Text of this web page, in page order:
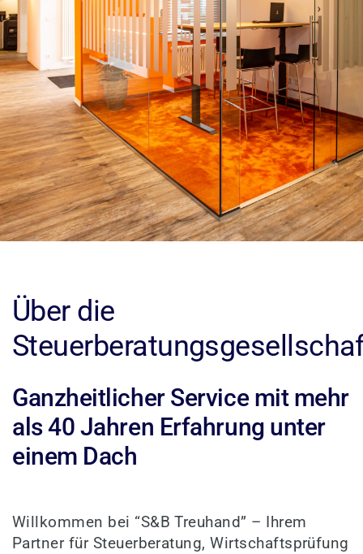
Über die
Ganzheitlicher Service mit mehr
als 40 Jahren Erfahrung unter
einem Dach
Willkommen bei “S&B Treuhand” – Ihrem
Partner für Steuerberatung, Wirtschaftsprüfung